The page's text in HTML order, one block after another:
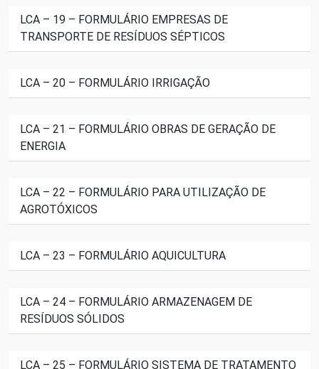
LCA – 19 – FORMULÁRIO EMPRESAS DE
TRANSPORTE DE RESÍDUOS SÉPTICOS
LCA – 20 – FORMULÁRIO IRRIGAÇÃO
LCA – 21 – FORMULÁRIO OBRAS DE GERAÇÃO DE
ENERGIA
LCA – 22 – FORMULÁRIO PARA UTILIZAÇÃO DE
AGROTÓXICOS
LCA – 23 – FORMULÁRIO AQUICULTURA
LCA – 24 – FORMULÁRIO ARMAZENAGEM DE
RESÍDUOS SÓLIDOS
LCA – 25 – FORMULÁRIO SISTEMA DE TRATAMENTO